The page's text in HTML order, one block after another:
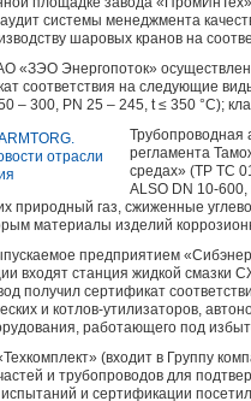
системы менеджмента
шаровых кранов на
«ЗЭО Энергопоток»
соответствия на следующие
– 300, PN 25 – 245, t ≤ 350 °С);
Трубопроводная
регламента
средах» (ТР ТС
ALSO DN 10-
природный газ, сжиженные
материалы изделий
предприятием
входят станция жидкой
получил сертификат
и котлов-утилизаторов,
работающего под
(входит в Группу
и трубопроводов для
и сертификации